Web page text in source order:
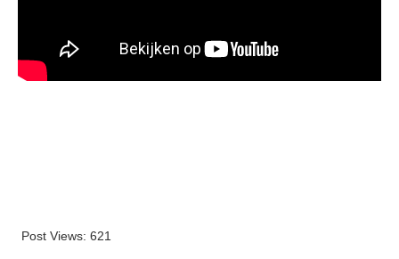
Post Views: 621